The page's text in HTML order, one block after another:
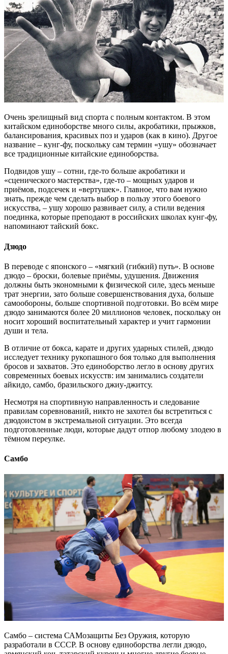
Очень зрелищный вид спорта с полным контактом. В этом
китайском единоборстве много силы, акробатики, прыжков,
балансирования, красивых поз и ударов (как в кино). Другое
название – кунг-фу, поскольку сам термин «ушу» обозначает
все традиционные китайские единоборства.
Подвидов ушу – сотни, где-то больше акробатики и
«сценического мастерства», где-то – мощных ударов и
приёмов, подсечек и «вертушек». Главное, что вам нужно
знать, прежде чем сделать выбор в пользу этого боевого
искусства, – ушу хорошо развивает силу, а стили ведения
поединка, которые преподают в российских школах кунг-фу,
напоминают тайский бокс.
Дзюдо
В переводе с японского – «мягкий (гибкий) путь». В основе
дзюдо – броски, болевые приёмы, удушения. Движения
должны быть экономными к физической силе, здесь меньше
трат энергии, зато больше совершенствования духа, больше
самообороны, больше спортивной подготовки. Во всём мире
дзюдо занимаются более 20 миллионов человек, поскольку он
носит хороший воспитательный характер и учит гармонии
души и тела.
В отличие от бокса, карате и других ударных стилей, дзюдо
исследует технику рукопашного боя только для выполнения
бросов и захватов. Это единоборство легло в основу других
современных боевых искусств: им занимались создатели
айкидо, самбо, бразильского джиу-джитсу.
Несмотря на спортивную направленность и следование
правилам соревнований, никто не захотел бы встретиться с
дзюдоистом в экстремальной ситуации. Это всегда
подготовленные люди, которые дадут отпор любому злодею в
тёмном переулке.
Самбо
Самбо – система САМозащиты Без Оружия, которую
разработали в СССР. В основу единоборства легли дзюдо,